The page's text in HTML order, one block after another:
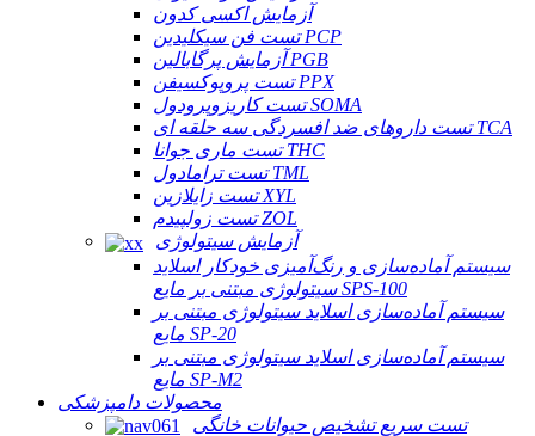
آزمایش اکسی کدون
تست فن سیکلیدین PCP
آزمایش پرگابالین PGB
تست پروپوکسیفن PPX
تست کاریزوپرودول SOMA
تست داروهای ضد افسردگی سه حلقه ای TCA
تست ماری جوانا THC
تست ترامادول TML
تست زایلازین XYL
تست زولپیدم ZOL
آزمایش سیتولوژی
سیستم آماده‌سازی و رنگ‌آمیزی خودکار اسلاید
سیتولوژی مبتنی بر مایع SPS-100
سیستم آماده‌سازی اسلاید سیتولوژی مبتنی بر
مایع SP-20
سیستم آماده‌سازی اسلاید سیتولوژی مبتنی بر
مایع SP-M2
محصولات دامپزشکی
تست سریع تشخیص حیوانات خانگی